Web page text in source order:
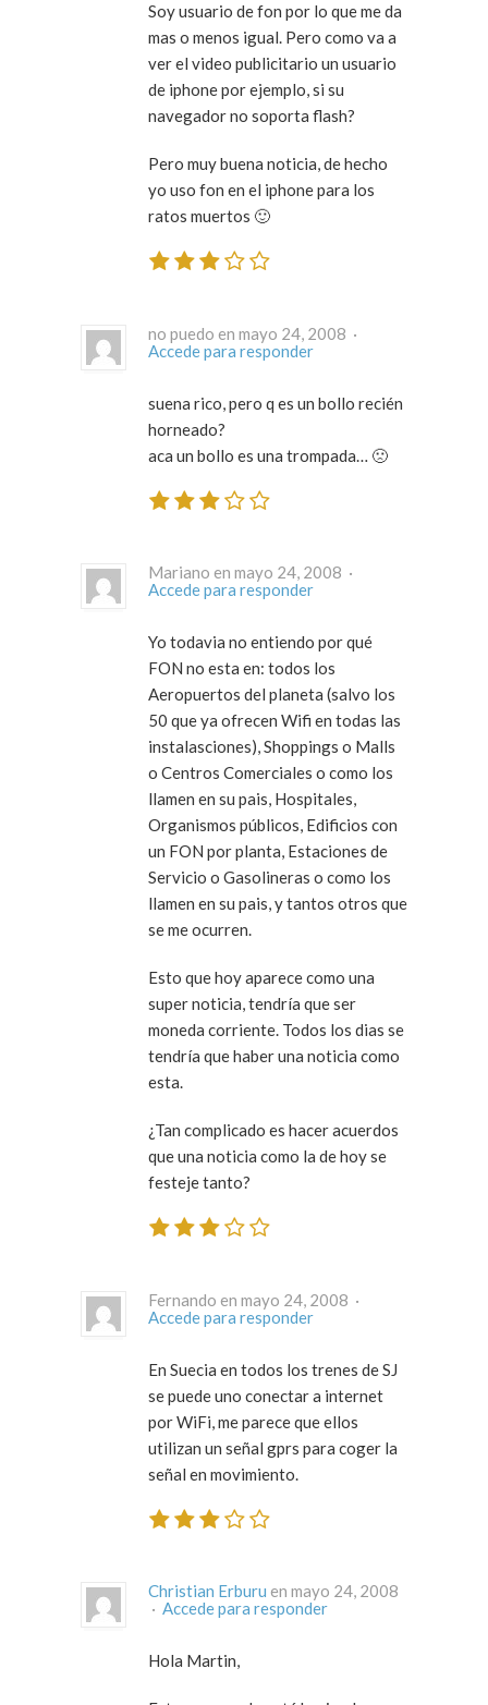
Soy usuario de fon por lo que me da
mas o menos igual. Pero como va a
ver el video publicitario un usuario
de iphone por ejemplo, si su
navegador no soporta flash?
Pero muy buena noticia, de hecho
yo uso fon en el iphone para los
ratos muertos 🙂
no puedo en mayo 24, 2008 ·
Accede para responder
suena rico, pero q es un bollo recién
horneado?
aca un bollo es una trompada… 🙁
Mariano en mayo 24, 2008 ·
Accede para responder
Yo todavia no entiendo por qué
FON no esta en: todos los
Aeropuertos del planeta (salvo los
50 que ya ofrecen Wifi en todas las
instalasciones), Shoppings o Malls
o Centros Comerciales o como los
llamen en su pais, Hospitales,
Organismos públicos, Edificios con
un FON por planta, Estaciones de
Servicio o Gasolineras o como los
llamen en su pais, y tantos otros que
se me ocurren.
Esto que hoy aparece como una
super noticia, tendría que ser
moneda corriente. Todos los dias se
tendría que haber una noticia como
esta.
¿Tan complicado es hacer acuerdos
que una noticia como la de hoy se
festeje tanto?
Fernando en mayo 24, 2008 ·
Accede para responder
En Suecia en todos los trenes de SJ
se puede uno conectar a internet
por WiFi, me parece que ellos
utilizan un señal gprs para coger la
señal en movimiento.
Christian Erburu en mayo 24, 2008
· Accede para responder
Hola Martin,